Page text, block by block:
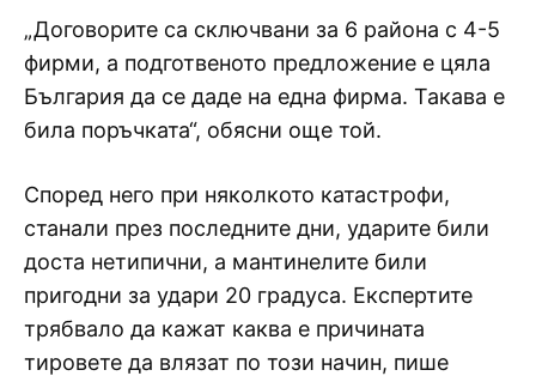
„Договорите са сключвани за 6 района с 4-5
фирми, а подготвеното предложение е цяла
България да се даде на една фирма. Такава е
била поръчката“, обясни още той.
Според него при няколкото катастрофи,
станали през последните дни, ударите били
доста нетипични, а мантинелите били
пригодни за удари 20 градуса. Експертите
трябвало да кажат каква е причината
тировете да влязат по този начин, пише